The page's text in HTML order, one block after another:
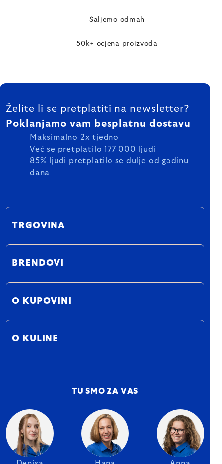
Šaljemo odmah
50k+ ocjena proizvoda
FOOTER
Želite li se pretplatiti na newsletter?
Poklanjamo vam besplatnu dostavu
Maksimalno 2x tjedno
Već se pretplatilo 177 000 ljudi
85% ljudi pretplatilo se dulje od godinu
dana
TRGOVINA
BRENDOVI
O KUPOVINI
O KULINE
TU SMO ZA VAS